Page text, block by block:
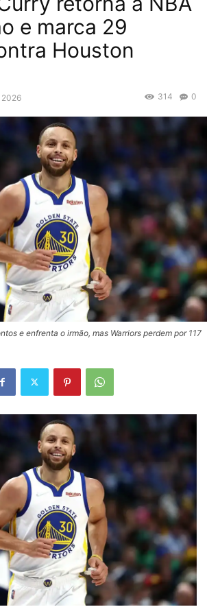
e marca 29
Houston
2026 0
314
e enfrenta o irmão, mas Warriors perdem por 117